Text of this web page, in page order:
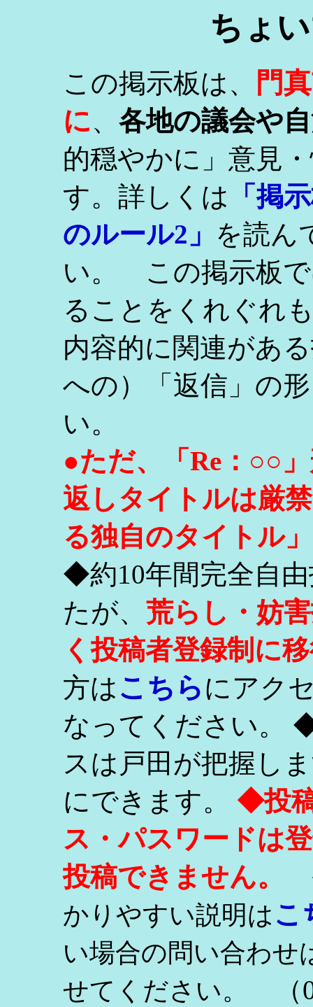
ちょ
この掲示板は、
門
に、 各地の議会や
的穏やかに」意見
す。詳しくは
「掲
のルール2」 を読ん
い。 この掲示板で
ることをくれぐれ
内容的に関連があ
への）「返信」の
い。
●ただ、「Re：○○
返しタイトルは厳
る独自のタイトル
◆約10年間完全自
たが、 荒らし・妨
く投稿者登録制に
方はこちらにアク
なってください。
スは戸田が把握し
にできます。 ◆投
ス・パスワードは
投稿できません。
かりやすい説明はこ
い場合の問い合わせ
せてください。
（